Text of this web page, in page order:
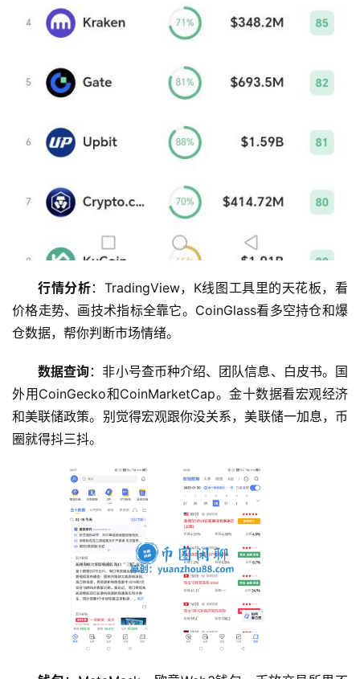
行情分析：TradingView，K线图工具里的天花板，看
价格走势、画技术指标全靠它。CoinGlass看多空持仓和爆
仓数据，帮你判断市场情绪。
数据查询：非小号查币种介绍、团队信息、白皮书。国
外用CoinGecko和CoinMarketCap。金十数据看宏观经济
和美联储政策。别觉得宏观跟你没关系，美联储一加息，币
圈就得抖三抖。